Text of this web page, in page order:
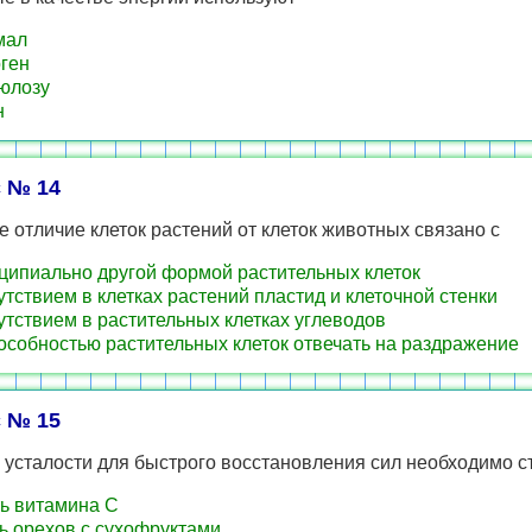
№ 14
отличие клеток растений от клеток животных связано с
другой формой растительных клеток
в клетках растений пластид и клеточной стенки
в растительных клетках углеводов
растительных клеток отвечать на раздражение
№ 15
для быстрого восстановления сил необходимо
витамина С